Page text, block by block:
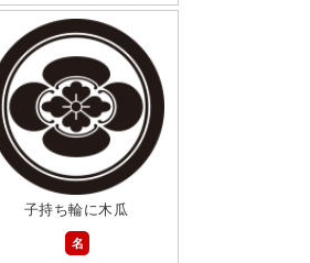
子持ち輪に木瓜
名